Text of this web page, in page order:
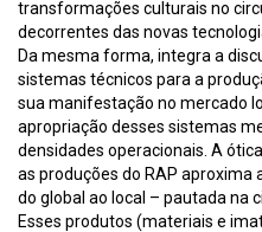
transformações culturais no
decorrentes das novas
Da mesma forma, integra a
sistemas técnicos para a
sua manifestação no mercado
apropriação desses sistemas
densidades operacionais. A
as produções do RAP
do global ao local – pautada na
Esses produtos (materiais e